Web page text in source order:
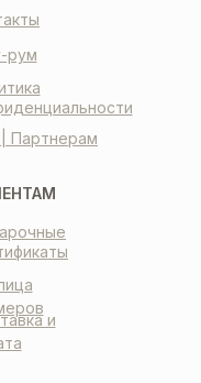
и
рум
Партнерам